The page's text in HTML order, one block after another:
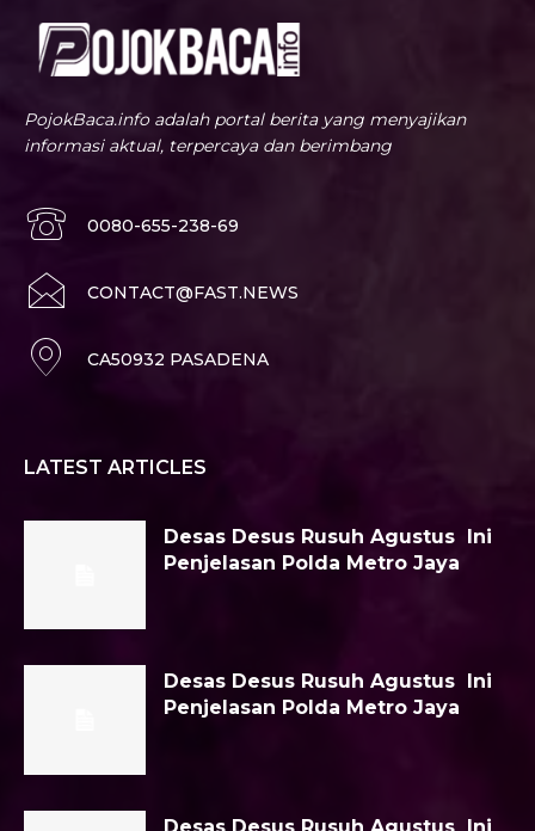
PojokBaca.info adalah portal berita yang menyajikan
informasi aktual, terpercaya dan berimbang
0080-655-238-69
CONTACT@FAST.NEWS
CA50932 PASADENA
LATEST ARTICLES
Desas Desus Rusuh Agustus Ini
Penjelasan Polda Metro Jaya
Desas Desus Rusuh Agustus Ini
Penjelasan Polda Metro Jaya